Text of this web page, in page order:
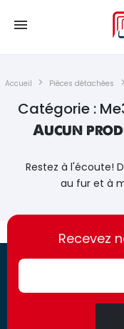
Accueil Pièces détachées
Catégorie :
Aucun
Restez à l'écoute!
au fur et à
https://france-
access.fr
https://france-
access.fr
Recevez